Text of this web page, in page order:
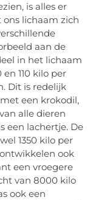
is alles er
lichaam zich
aan de
in het lichaam
110 kilo per
Dit is redelijk
een krokodil,
alle dieren
een lachertje. De
1350 kilo per
ook
een vroegere
van 8000 kilo
ook een